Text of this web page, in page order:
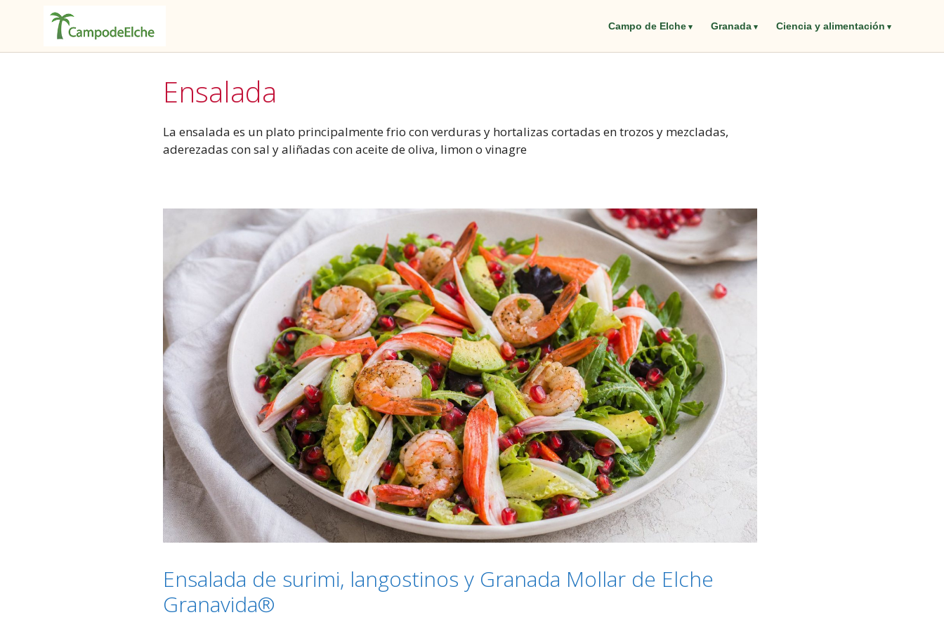
Campo de Elche Granada Ciencia y alimentación
Ensalada
La ensalada es un plato principalmente frio con verduras y hortalizas cortadas en trozos y mezcladas,
aderezadas con sal y aliñadas con aceite de oliva, limon o vinagre
Ensalada de surimi, langostinos y Granada Mollar de Elche
Granavida®